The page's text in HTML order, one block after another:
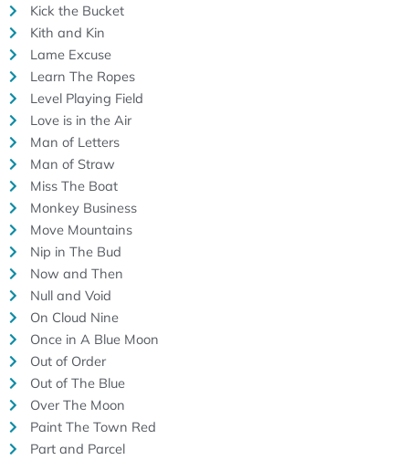
Kick the Bucket
Kith and Kin
Lame Excuse
Learn The Ropes
Level Playing Field
Love is in the Air
Man of Letters
Man of Straw
Miss The Boat
Monkey Business
Move Mountains
Nip in The Bud
Now and Then
Null and Void
On Cloud Nine
Once in A Blue Moon
Out of Order
Out of The Blue
Over The Moon
Paint The Town Red
Part and Parcel